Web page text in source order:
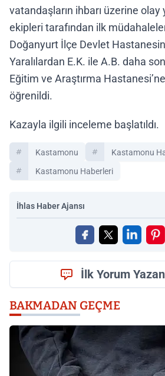
vatandaşların ihbarı üzerine olay
ekipleri tarafından ilk
Doğanyurt İlçe Devlet
Yaralılardan E.K. ile A.B. daha
Eğitim ve Araştırma
öğrenildi.
Kazayla ilgili inceleme başlatıldı.
Kastamonu
Kastamonu
Kastamonu Haberleri
İhlas Haber Ajansı
İlk Yorum
BAKMADAN GEÇME